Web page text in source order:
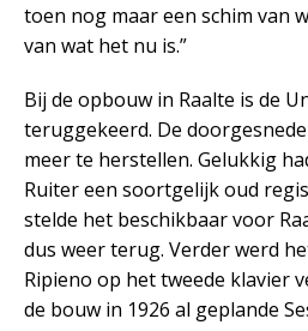
toen nog maar een schim van
van wat het nu is.”
Bij de opbouw in Raalte is de
teruggekeerd. De
meer te herstellen. Gelukkig
Ruiter een soortgelijk oud
stelde het beschikbaar voor
dus weer terug. Verder werd
Ripieno op het tweede klavier
de bouw in 1926 al geplande